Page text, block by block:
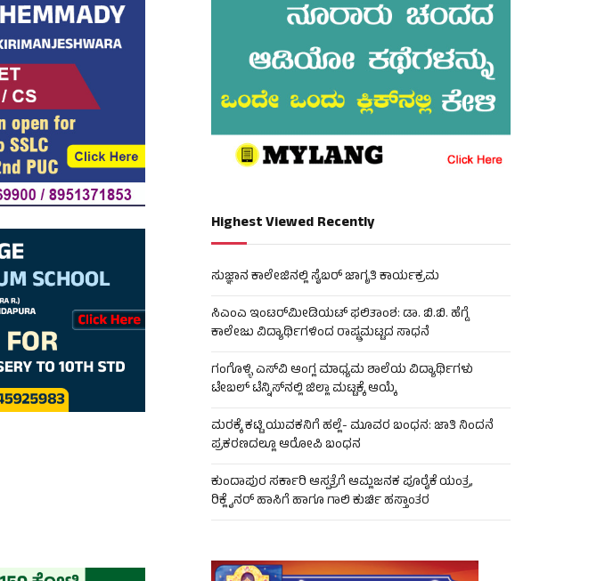
Highest Viewed Recently
ಸುಜ್ಞಾನ ಕಾಲೇಜಿನಲ್ಲಿ ಸೈಬರ್ ಜಾಗೃತಿ ಕಾರ್ಯಕ್ರಮ
ಸಿಎಂಎ ಇಂಟರ್‌ಮೀಡಿಯಟ್ ಫಲಿತಾಂಶ: ಡಾ. ಬಿ.ಬಿ. ಹೆಗ್ಡೆ
ಕಾಲೇಜು ವಿದ್ಯಾರ್ಥಿಗಳಿಂದ ರಾಷ್ಟ್ರಮಟ್ಟದ ಸಾಧನೆ
ಗಂಗೊಳ್ಳಿ ಎಸ್‌ವಿ ಆಂಗ್ಲ ಮಾಧ್ಯಮ ಶಾಲೆಯ ವಿದ್ಯಾರ್ಥಿಗಳು
ಟೇಬಲ್‌ ಟೆನ್ನಿಸ್‌ನಲ್ಲಿ ಜಿಲ್ಲಾ ಮಟ್ಟಕ್ಕೆ ಆಯ್ಕೆ
ಮರಕ್ಕೆ ಕಟ್ಟಿ ಯುವಕನಿಗೆ ಹಲ್ಲೆ- ಮೂವರ ಬಂಧನ: ಜಾತಿ ನಿಂದನೆ
ಪ್ರಕರಣದಲ್ಲೂ ಆರೋಪಿ ಬಂಧನ
ಕುಂದಾಪುರ ಸರ್ಕಾರಿ ಆಸ್ಪತ್ರೆಗೆ ಆಮ್ಲಜನಕ ಪೂರೈಕೆ ಯಂತ್ರ,
ರಿಕ್ಲೈನರ್ ಹಾಸಿಗೆ ಹಾಗೂ ಗಾಲಿ ಕುರ್ಚಿ ಹಸ್ತಾಂತರ